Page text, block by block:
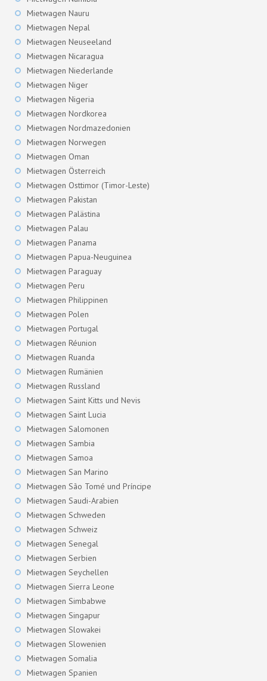
Mietwagen Nauru
Mietwagen Nepal
Mietwagen Neuseeland
Mietwagen Nicaragua
Mietwagen Niederlande
Mietwagen Niger
Mietwagen Nigeria
Mietwagen Nordkorea
Mietwagen Nordmazedonien
Mietwagen Norwegen
Mietwagen Oman
Mietwagen Österreich
Mietwagen Osttimor (Timor-Leste)
Mietwagen Pakistan
Mietwagen Palästina
Mietwagen Palau
Mietwagen Panama
Mietwagen Papua-Neuguinea
Mietwagen Paraguay
Mietwagen Peru
Mietwagen Philippinen
Mietwagen Polen
Mietwagen Portugal
Mietwagen Réunion
Mietwagen Ruanda
Mietwagen Rumänien
Mietwagen Russland
Mietwagen Saint Kitts und Nevis
Mietwagen Saint Lucia
Mietwagen Salomonen
Mietwagen Sambia
Mietwagen Samoa
Mietwagen San Marino
Mietwagen São Tomé und Príncipe
Mietwagen Saudi-Arabien
Mietwagen Schweden
Mietwagen Schweiz
Mietwagen Senegal
Mietwagen Serbien
Mietwagen Seychellen
Mietwagen Sierra Leone
Mietwagen Simbabwe
Mietwagen Singapur
Mietwagen Slowakei
Mietwagen Slowenien
Mietwagen Somalia
Mietwagen Spanien